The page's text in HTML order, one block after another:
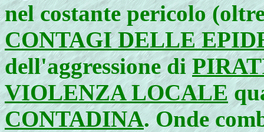
nel costante pericolo
CONTAGI DELLE
dell'aggressione di
VIOLENZA LOCALE
CONTADINA. Onde